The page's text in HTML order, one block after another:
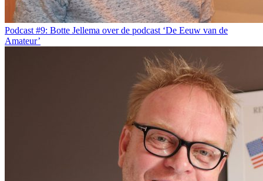
Podcast #9: Botte Jellema over de podcast ‘De Eeuw van de
Amateur’